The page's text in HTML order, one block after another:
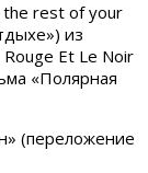
rest of your
из
Et Le Noir
«Полярная
(переложение